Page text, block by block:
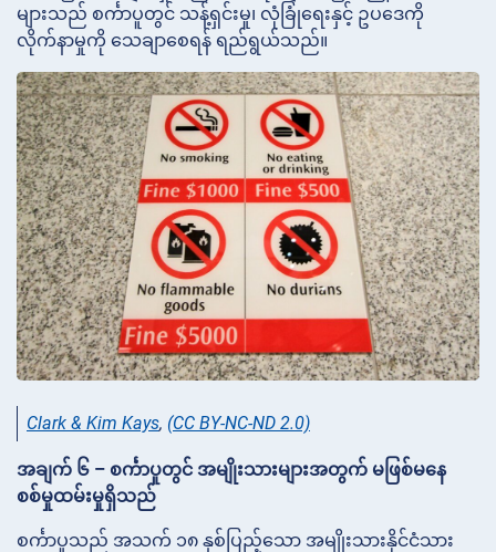
များသည် စင်္ကာပူတွင် သန့်ရှင်းမှု၊ လုံခြုံရေးနှင့် ဥပဒေကို
လိုက်နာမှုကို သေချာစေရန် ရည်ရွယ်သည်။
Clark & Kim Kays, (CC BY-NC-ND 2.0)
အချက် ၆ – စင်္ကာပူတွင် အမျိုးသားများအတွက် မဖြစ်မနေ
စစ်မှုထမ်းမှုရှိသည်
စင်္ကာပူသည် အသက် ၁၈ နှစ်ပြည့်သော အမျိုးသားနိုင်ငံသား